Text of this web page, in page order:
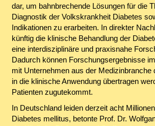
dar, um bahnbrechende Lösungen für die
Diagnostik der Volkskrankheit Diabetes
Indikationen zu erarbeiten. In direkter
künftig die klinische Behandlung der
eine interdisziplinäre und praxisnahe
Dadurch können Forschungsergebnisse
mit Unternehmen aus der Medizinbranche
in die klinische Anwendung übertragen
Patienten zugutekommt.
In Deutschland leiden derzeit acht
Diabetes mellitus, betonte Prof. Dr.